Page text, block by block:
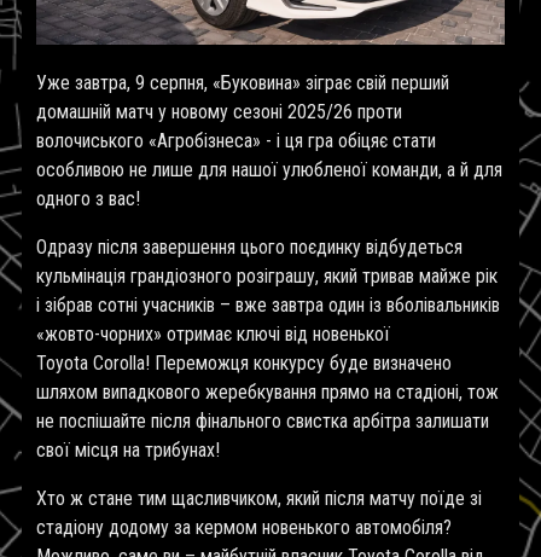
Уже завтра, 9 серпня, «Буковина» зіграє свій перший
домашній матч у новому сезоні 2025/26 проти
волочиського «Агробізнеса» - і ця гра обіцяє стати
особливою не лише для нашої улюбленої команди, а й для
одного з вас!
Одразу після завершення цього поєдинку відбудеться
кульмінація грандіозного розіграшу, який тривав майже рік
і зібрав сотні учасників – вже завтра один із вболівальників
«жовто-чорних» отримає ключі від новенької
Toyota Corolla! Переможця конкурсу буде визначено
шляхом випадкового жеребкування прямо на стадіоні, тож
не поспішайте після фінального свистка арбітра залишати
свої місця на трибунах!
Хто ж стане тим щасливчиком, який після матчу поїде зі
стадіону додому за кермом новенького автомобіля?